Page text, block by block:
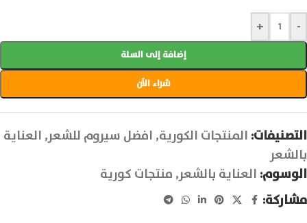
-
+
إضافة إلى السلة
شراء الآن
التصنيفات: المنتجات الكورية, افضل سيروم للشعر, العناية
بالشعر
الوسوم: العناية بالشعر, منتجات كورية
مشاركة: